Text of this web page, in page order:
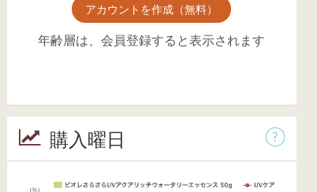
アカウントを作成（無料）
年齢層は、会員登録すると表示されます
購入曜日